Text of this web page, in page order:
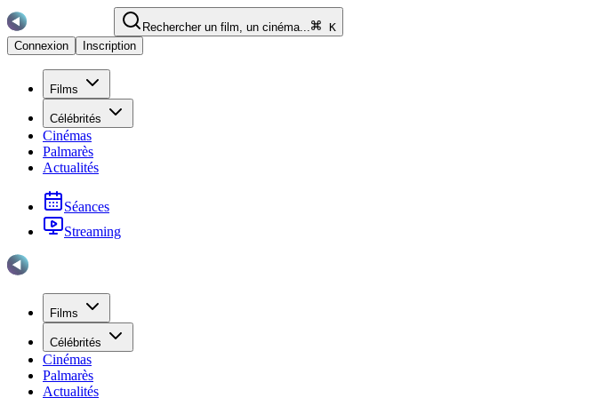
Rechercher un film, un cinéma...
K
Connexion
Inscription
Films
Célébrités
Cinémas
Palmarès
Actualités
Séances
Streaming
Films
Célébrités
Cinémas
Palmarès
Actualités